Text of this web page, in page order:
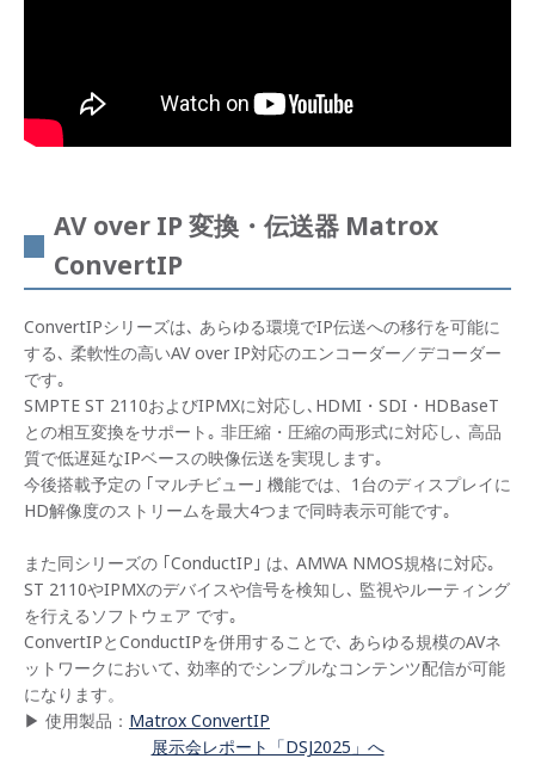
AV over IP 変換・伝送器 Matrox
ConvertIP
ConvertIPシリーズは､ あらゆる環境でIP伝送への移行を可能に
する､ 柔軟性の高いAV over IP対応のエンコーダー／デコーダー
です｡
SMPTE ST 2110およびIPMXに対応し､HDMI・SDI・HDBaseT
との相互変換をサポート｡ 非圧縮・圧縮の両形式に対応し､ 高品
質で低遅延なIPベースの映像伝送を実現します｡
今後搭載予定の ｢マルチビュー｣ 機能では、1台のディスプレイに
HD解像度のストリームを最大4つまで同時表示可能です｡
また同シリーズの ｢ConductIP｣ は､ AMWA NMOS規格に対応｡
ST 2110やIPMXのデバイスや信号を検知し､ 監視やルーティング
を行えるソフトウェア です｡
ConvertIPとConductIPを併用することで､ あらゆる規模のAVネ
ットワークにおいて､ 効率的でシンプルなコンテンツ配信が可能
になります。
▶ 使用製品： Matrox ConvertIP
展示会レポート「DSJ2025」へ